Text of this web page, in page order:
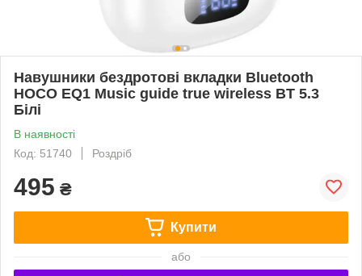
Навушники бездротові вкладки Bluetooth
HOCO EQ1 Music guide true wireless BT 5.3
Білі
В наявності
Код: 51740
Роздріб
495 ₴
Купити
або